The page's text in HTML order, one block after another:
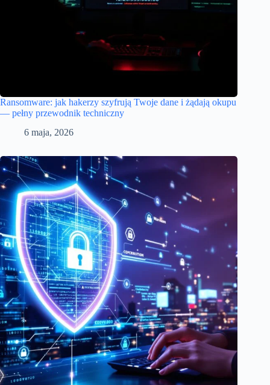
Ransomware: jak hakerzy szyfrują Twoje dane i żądają okupu
— pełny przewodnik techniczny
6 maja, 2026